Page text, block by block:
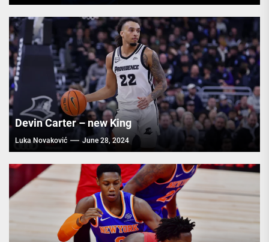
Devin Carter – new King
Luka Novaković June 28, 2024